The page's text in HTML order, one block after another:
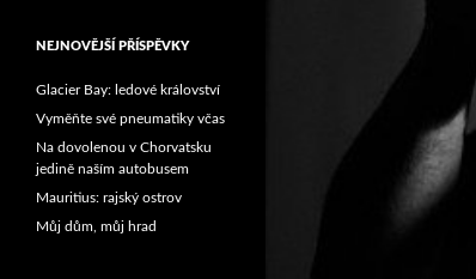
NEJNOVĚJŠÍ PŘÍSPĚVKY
Glacier Bay: ledové království
Vyměňte své pneumatiky včas
Na dovolenou v Chorvatsku
jedině naším autobusem
Mauritius: rajský ostrov
Můj dům, můj hrad